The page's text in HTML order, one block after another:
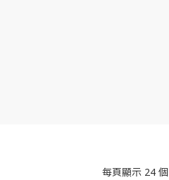
每頁顯示 24 個